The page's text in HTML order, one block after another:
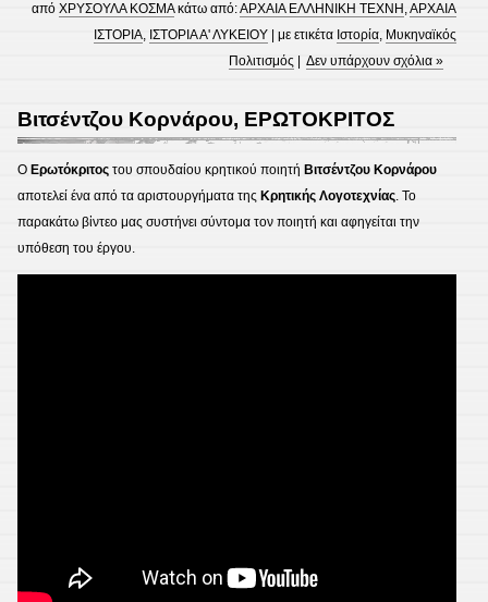
απόΧΡΥΣΟΥΛΑ ΚΟΣΜΑκάτω από:ΑΡΧΑΙΑ ΕΛΛΗΝΙΚΗ ΤΕΧΝΗ ,ΑΡΧΑΙΑ
ΙΣΤΟΡΙΑ, ΙΣΤΟΡΙΑ Α' ΛΥΚΕΙΟΥ | με ετικέτα Ιστορία, Μυκηναϊκός
Πολιτισμός |Δεν υπάρχουν σχόλια »
Βιτσέντζου Κορνάρου, ΕΡΩΤΟΚΡΙΤΟΣ
Ο Ερωτόκριτος του σπουδαίου κρητικού ποιητή Βιτσέντζου Κορνάρου
αποτελεί ένα από τα αριστουργήματα της Κρητικής Λογοτεχνίας. Το
παρακάτω βἰντεο μας συστήνει σύντομα τον ποιητή και αφηγείται την
υπόθεση του έργου.